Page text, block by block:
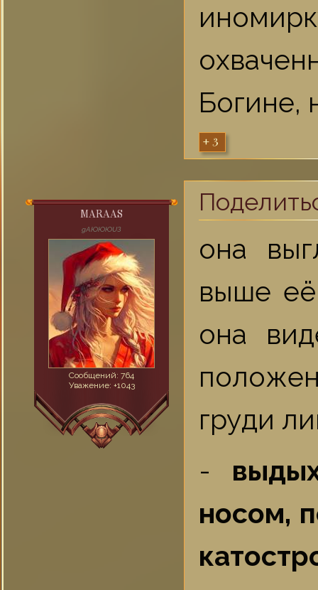
Богине,
+3
MARAAS
gAЮЮЮUЗ
Сообщений: 764
Уважение: +1043
она
выше
она
груди
-
носом,